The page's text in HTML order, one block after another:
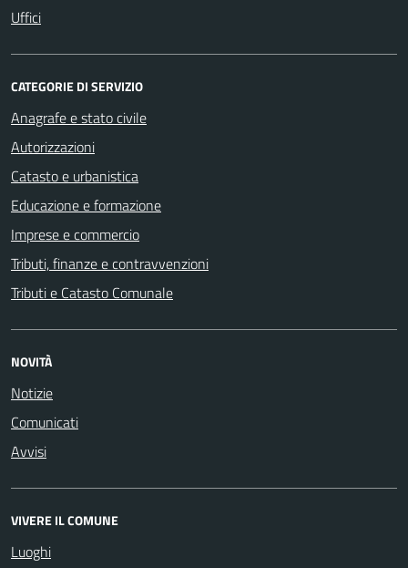
Uffici
CATEGORIE DI SERVIZIO
Anagrafe e stato civile
Autorizzazioni
Catasto e urbanistica
Educazione e formazione
Imprese e commercio
Tributi, finanze e contravvenzioni
Tributi e Catasto Comunale
NOVITÀ
Notizie
Comunicati
Avvisi
VIVERE IL COMUNE
Luoghi